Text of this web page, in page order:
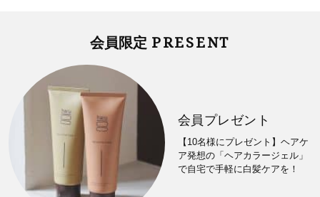
会員限定 PRESENT
会員プレゼント
【10名様にプレゼント】ヘアケ
ア発想の「ヘアカラージェル」
で自宅で手軽に白髪ケアを！